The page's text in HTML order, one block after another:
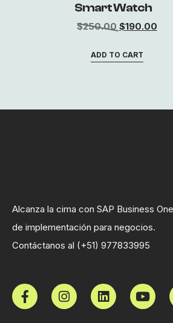
Smart Watch
$250.00 $190.00
ADD TO CART
Alcanza la cima con SAP Business
de implementación para negocios.
Contáctanos al (+51) 977833995